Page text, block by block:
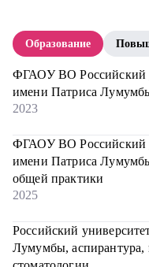
Образование
ФГАОУ ВО Российский
имени Патриса
2023
ФГАОУ ВО Российский
имени Патриса
общей практики
2025
Российский
Лумумбы, аспирантура,